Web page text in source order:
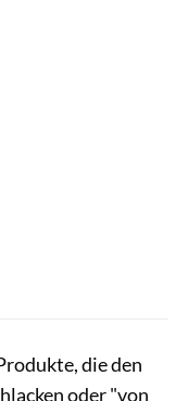
die den
oder "von